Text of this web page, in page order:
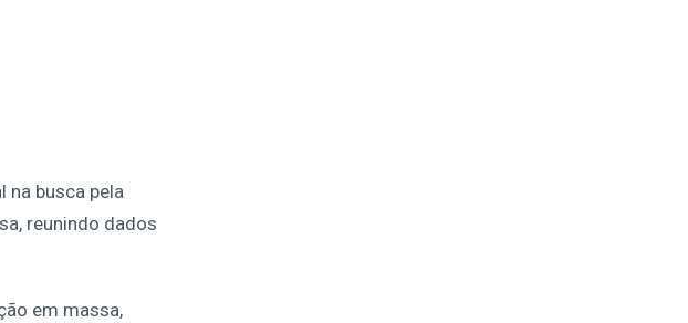
na busca pela
reunindo dados
em massa,